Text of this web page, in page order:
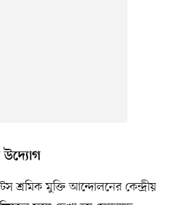
উদ্যোগ
শ্রমিক মুক্তি আন্দোলনের কেন্দ্রীয়